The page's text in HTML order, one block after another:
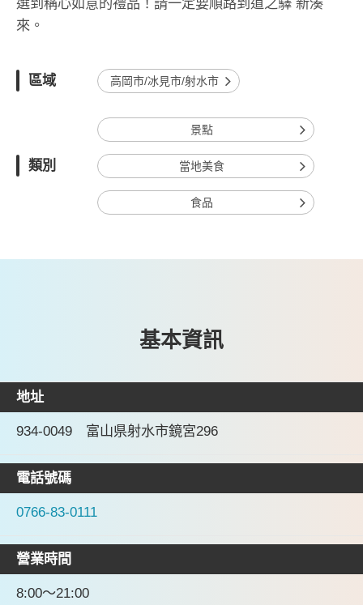
來。
區域 高岡市/冰見市/射水市
類別
景點
當地美食
食品
基本資訊
地址
934-0049 富山県射水市鏡宮296
電話號碼
0766-83-0111
營業時間
8:00～21:00